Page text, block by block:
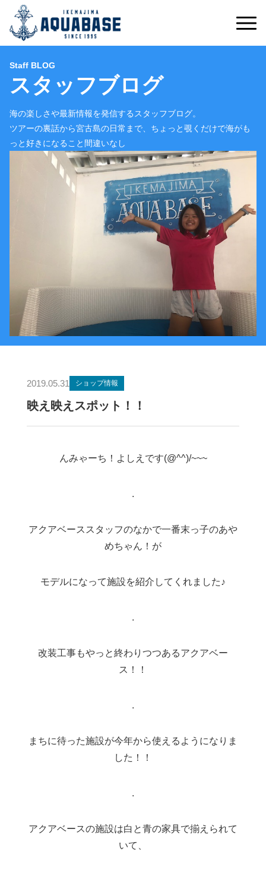
Staff BLOG
スタッフブログ
海の楽しさや最新情報を発信するスタッフブログ。
ツアーの裏話から宮古島の日常まで、ちょっと覗くだけで海がも
っと好きになること間違いなし
2019.05.31 ショップ情報
映え映えスポット！！
んみゃーち！よしえです(@^^)/~~~
.
アクアベーススタッフのなかで一番末っ子のあや
めちゃん！が
モデルになって施設を紹介してくれました♪
.
改装工事もやっと終わりつつあるアクアベー
ス！！
.
まちに待った施設が今年から使えるようになりま
した！！
.
アクアベースの施設は白と青の家具で揃えられて
いて、